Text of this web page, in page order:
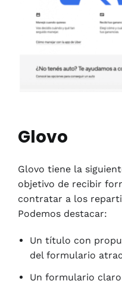
Glovo
Glovo tiene la
objetivo de recibir
contratar a los
Podemos destacar:
Un título con
del formulario
Un formulario